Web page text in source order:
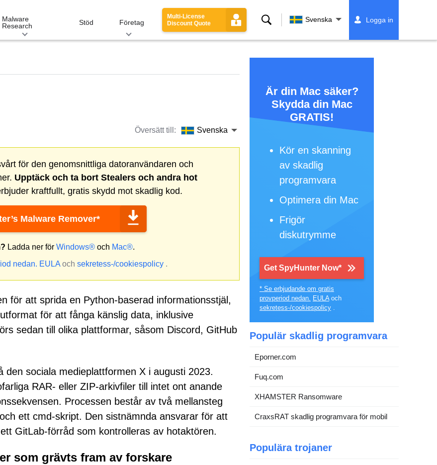
Malware
Research
Stöd Företag
Multi-License
Discount Quote
Sök Svenska Logga in
Översätt till: Svenska
för den genomsnittliga datoranvändaren och
Upptäck och ta bort Stealers och andra hot
kraftfullt, gratis skydd mot skadlig kod.
Malware Remover*
Ladda ner för Windows®och Mac®.
nedan. EULAoch sekretess-/cookiespolicy.
för att sprida en Python-baserad informationsstjäl,
för att fånga känslig data, inklusive
sedan till olika plattformar, såsom Discord, GitHub
sociala medieplattformen X i augusti 2023.
RAR- eller ZIP-arkivfiler till intet ont anande
Processen består av två mellansteg
ett cmd-skript. Den sistnämnda ansvarar för att
GitLab-förråd som kontrolleras av hotaktören.
som grävts fram av forskare
Är din Mac säker?
Skydda din Mac
GRATIS!
Kör en skanning
av skadlig
programvara
Optimera din Mac
Frigör
diskutrymme
Get SpyHunter Now*
* Se erbjudande om gratis
provperiod nedan. EULAoch
sekretess-/cookiespolicy .
Populär skadlig programvara
Eporner.com
Fuq.com
XHAMSTER Ransomware
CraxsRAT skadlig programvara för mobil
Populära trojaner